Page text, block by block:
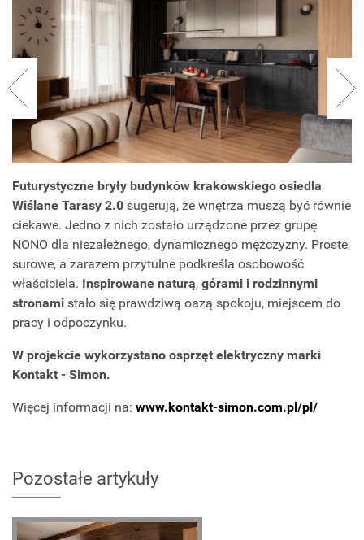
Futurystyczne bryły budynków krakowskiego osiedla
Wiślane Tarasy 2.0 sugerują, że wnętrza muszą być równie
ciekawe. Jedno z nich zostało urządzone przez grupę
NONO dla niezależnego, dynamicznego mężczyzny. Proste,
surowe, a zarazem przytulne podkreśla osobowość
właściciela. Inspirowane naturą, górami i rodzinnymi
stronami stało się prawdziwą oazą spokoju, miejscem do
pracy i odpoczynku.
W projekcie wykorzystano osprzęt elektryczny marki
Kontakt - Simon.
Więcej informacji na: www.kontakt-simon.com.pl/pl/
Pozostałe artykuły